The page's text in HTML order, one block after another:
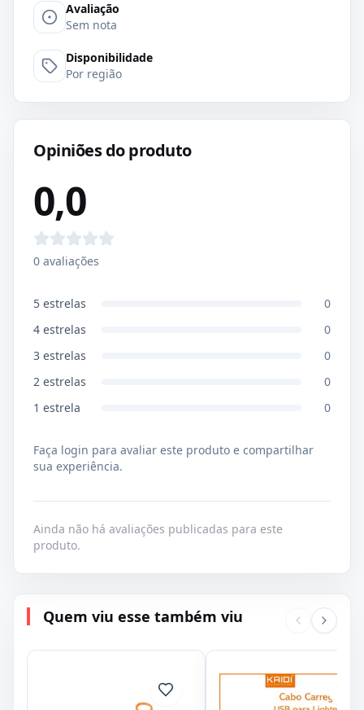
Avaliação
Sem nota
Disponibilidade
Por região
Opiniões do produto
0,0
0 avaliações
5 estrelas
0
4 estrelas
0
3 estrelas
0
2 estrelas
0
1 estrela 0
Faça login para avaliar este produto e compartilhar
sua experiência.
Ainda não há avaliações publicadas para este
produto.
Quem viu esse também viu